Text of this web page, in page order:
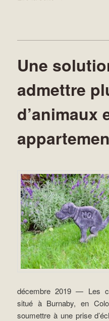
Une
admettre
d’animaux
décembre 2019 — Les
situé à Burnaby, en
soumettre à une prise